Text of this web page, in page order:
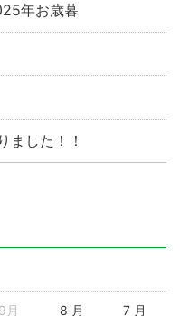
年お歳暮
ました！！
9月 8 月 7 月